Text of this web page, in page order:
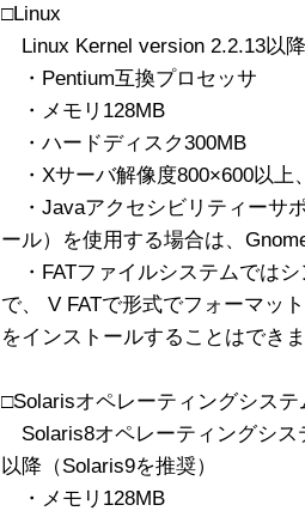
□Linux
Linux Kernel version 2.2.13以
・Pentium互換プロセッサ
・メモリ128MB
・ハードディスク300MB
・Xサーバ解像度800×600以上
・Javaアクセシビリティーサ
ール）を使用する場合は、
・FATファイルシステムでは
で、 V FATで形式でフォーマッ
をインストールすることはでき
□Solarisオペレーティングシス
Solaris8オペレーティングシス
以降（Solaris9を推奨）
・メモリ128MB